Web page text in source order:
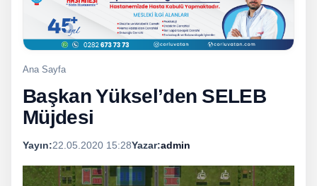
Ana Sayfa
Başkan Yüksel’den SELEB
Müjdesi
Yayın:22.05.2020 15:28Yazar:admin